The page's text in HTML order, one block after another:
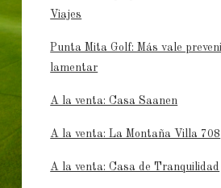
Viajes
Punta Mita Golf: Más vale
lamentar
A la venta: Casa Saanen
A la venta: La Montaña Villa 708
A la venta: Casa de Tranquilidad